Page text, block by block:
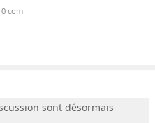
0 com
sont désormais